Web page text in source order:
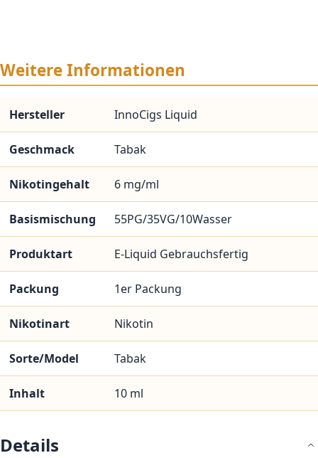
Weitere Informationen
Hersteller InnoCigs Liquid
Geschmack Tabak
Nikotingehalt 6 mg/ml
Basismischung 55PG/35VG/10Wasser
Produktart E-Liquid Gebrauchsfertig
Packung 1er Packung
Nikotinart Nikotin
Sorte/Model Tabak
Inhalt 10 ml
Details